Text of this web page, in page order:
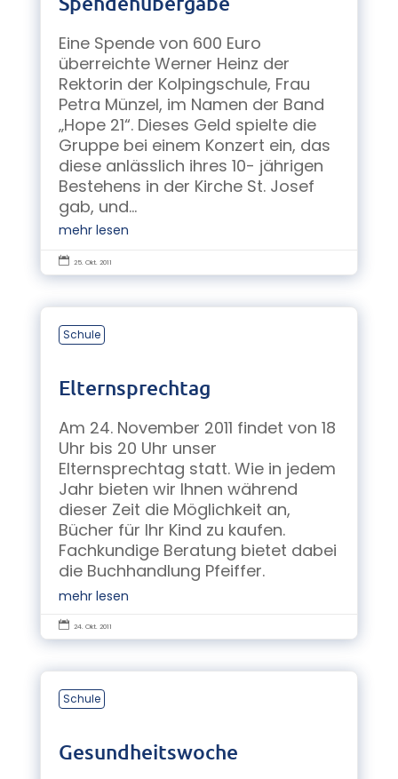
Eine Spende von 600 Euro
überreichte Werner Heinz der
Rektorin der Kolpingschule, Frau
Petra Münzel, im Namen der Band
„Hope 21“. Dieses Geld spielte die
Gruppe bei einem Konzert ein, das
diese anlässlich ihres 10- jährigen
Bestehens in der Kirche St. Josef
gab, und...
mehr lesen
 25. Okt. 2011
Schule
Elternsprechtag
Am 24. November 2011 findet von 18
Uhr bis 20 Uhr unser
Elternsprechtag statt. Wie in jedem
Jahr bieten wir Ihnen während
dieser Zeit die Möglichkeit an,
Bücher für Ihr Kind zu kaufen.
Fachkundige Beratung bietet dabei
die Buchhandlung Pfeiffer.
mehr lesen
 24. Okt. 2011
Schule
Gesundheitswoche